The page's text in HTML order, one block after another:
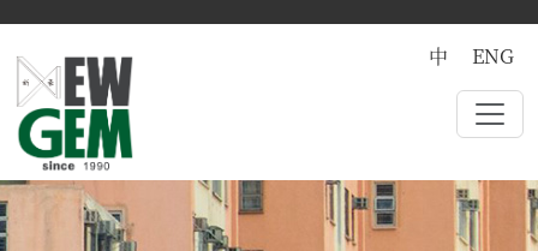
中 ENG